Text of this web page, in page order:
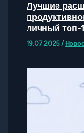
Лучшие
личный топ-
19.07.2025/